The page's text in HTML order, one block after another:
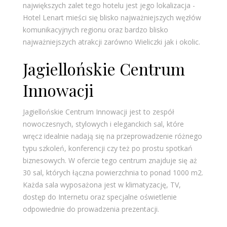
największych zalet tego hotelu jest jego lokalizacja -
Hotel Lenart mieści się blisko najważniejszych węzłów
komunikacyjnych regionu oraz bardzo blisko
najważniejszych atrakcji zarówno Wieliczki jak i okolic.
Jagiellońskie Centrum
Innowacji
Jagiellońskie Centrum Innowacji jest to zespół
nowoczesnych, stylowych i eleganckich sal, które
wręcz idealnie nadają się na przeprowadzenie różnego
typu szkoleń, konferencji czy też po prostu spotkań
biznesowych. W ofercie tego centrum znajduje się aż
30 sal, których łączna powierzchnia to ponad 1000 m2.
Każda sala wyposażona jest w klimatyzację, TV,
dostęp do Internetu oraz specjalne oświetlenie
odpowiednie do prowadzenia prezentacji.